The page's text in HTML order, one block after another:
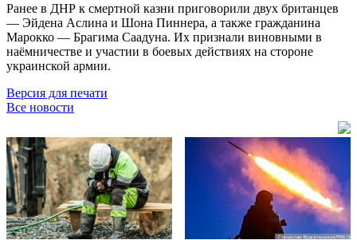
Ранее в ДНР к смертной казни приговорили двух британцев
— Эйдена Аслина и Шона Пиннера, а также гражданина
Марокко — Брагима Саадуна. Их признали виновными в
наёмничестве и участии в боевых действиях на стороне
украинской армии.
Версия для печати
Все новости